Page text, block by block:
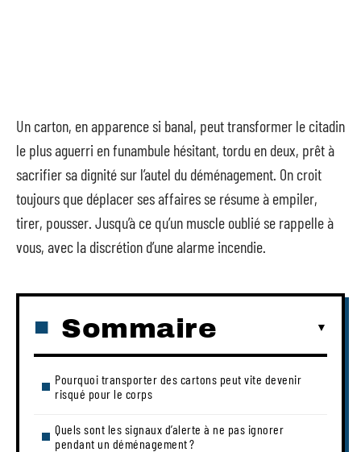
Un carton, en apparence si banal, peut transformer le citadin
le plus aguerri en funambule hésitant, tordu en deux, prêt à
sacrifier sa dignité sur l’autel du déménagement. On croit
toujours que déplacer ses affaires se résume à empiler,
tirer, pousser. Jusqu’à ce qu’un muscle oublié se rappelle à
vous, avec la discrétion d’une alarme incendie.
Sommaire
Pourquoi transporter des cartons peut vite devenir
risqué pour le corps
Quels sont les signaux d’alerte à ne pas ignorer
pendant un déménagement ?